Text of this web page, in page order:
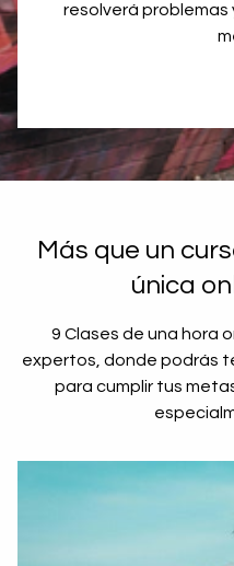
resolverá problemas
Más que un
única
9 Clases de una hora
expertos, donde podrás
para cumplir tus